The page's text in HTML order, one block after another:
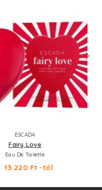
Ft -tól